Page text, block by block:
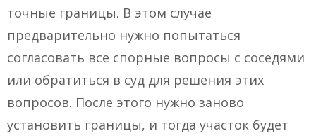
точные границы. В этом случае
предварительно нужно попытаться
согласовать все спорные вопросы с соседями
или обратиться в суд для решения этих
вопросов. После этого нужно заново
установить границы, и тогда участок будет